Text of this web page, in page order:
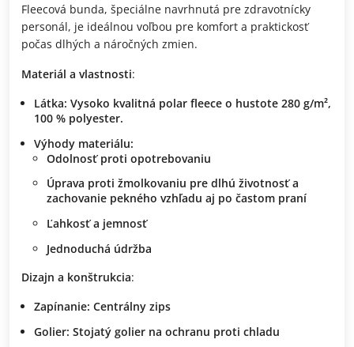
Fleecová bunda, špeciálne navrhnutá pre zdravotnícky
personál, je ideálnou voľbou pre komfort a praktickosť
počas dlhých a náročných zmien.
Materiál a vlastnosti:
Látka: Vysoko kvalitná polar fleece o hustote 280 g/m²,
100 % polyester.
Výhody materiálu:
Odolnosť proti opotrebovaniu
Úprava proti žmolkovaniu pre dlhú životnosť a
zachovanie pekného vzhľadu aj po častom praní
Ľahkosť a jemnosť
Jednoduchá údržba
Dizajn a konštrukcia:
Zapínanie: Centrálny zips
Golier: Stojatý golier na ochranu proti chladu